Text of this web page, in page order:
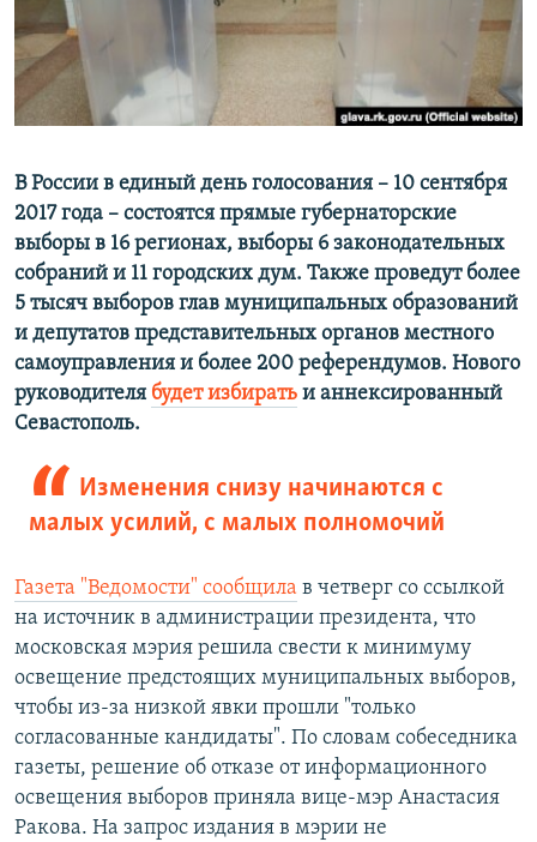
ПОБЕДИТЕЛЕЙ НЕ СУДЯТ?
КРЫМ.НЕПОКОРЕННЫЙ
ПРИСОЕДИНЯЙТЕСЬ!
Все сайты RFE/RL
В России в единый день голосования – 10 сентября
2017 года – состоятся прямые губернаторские
выборы в 16 регионах, выборы 6 законодательных
собраний и 11 городских дум. Также проведут более
5 тысяч выборов глав муниципальных образований
и депутатов представительных органов местного
самоуправления и более 200 референдумов. Нового
руководителя будет избирать и аннексированный
Севастополь.
Изменения снизу начинаются с
малых усилий, с малых полномочий
Газета "Ведомости" сообщила в четверг со ссылкой
на источник в администрации президента, что
московская мэрия решила свести к минимуму
освещение предстоящих муниципальных выборов,
чтобы из-за низкой явки прошли "только
согласованные кандидаты". По словам собеседника
газеты, решение об отказе от информационного
освещения выборов приняла вице-мэр Анастасия
Ракова. На запрос издания в мэрии не